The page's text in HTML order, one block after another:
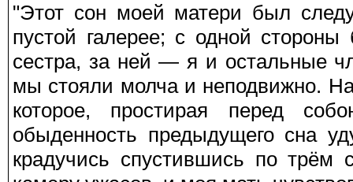
"Этот сон моей матери был
пустой галерее; с одной
сестра, за ней — я и остальные
мы стояли молча и неподвижно.
которое, простирая перед
обыденность предыдущего сна
крадучись спустившись по трём